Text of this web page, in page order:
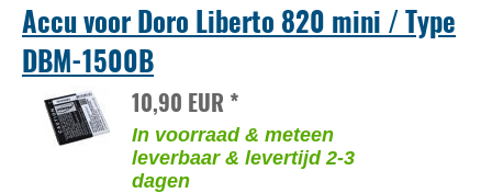
Accu voor Doro Liberto 820 mini / Type
DBM-1500B
10,90 EUR *
In voorraad & meteen
leverbaar & levertijd 2-3
dagen